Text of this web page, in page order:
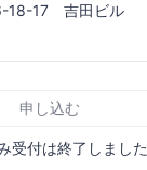
18-17 吉田ビル
申し込む
受付は終了しました